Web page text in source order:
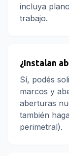
incluya
trabajo.
¿Instalan
Sí, podés
marcos y
aberturas
también
perimetral).